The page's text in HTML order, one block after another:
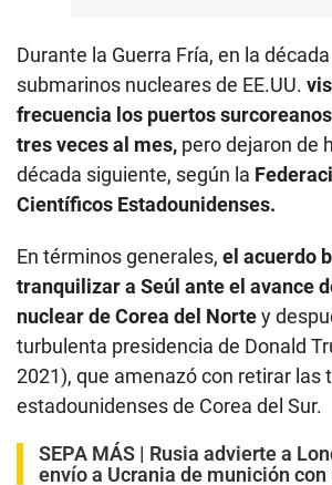
Durante la Guerra Fría, en la
submarinos nucleares de EE.UU.
frecuencia los puertos
tres veces al mes, pero dejaron de
década siguiente, según la
Científicos Estadounidenses.
En términos generales, el acuerdo
tranquilizar a Seúl ante el avance
nuclear de Corea del Nortey
turbulenta presidencia de Donald
2021), que amenazó con retirar las
estadounidenses de Corea del Sur.
SEPA MÁS | Rusia advierte a
envío a Ucrania de munición con